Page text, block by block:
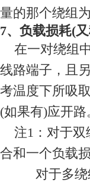
量的那个绕组
7、负载损耗(
在一对绕组
线路端子，且
考温度下所吸
(如果有)应开路
注1：对于双
合和一个负载损
对于多绕组